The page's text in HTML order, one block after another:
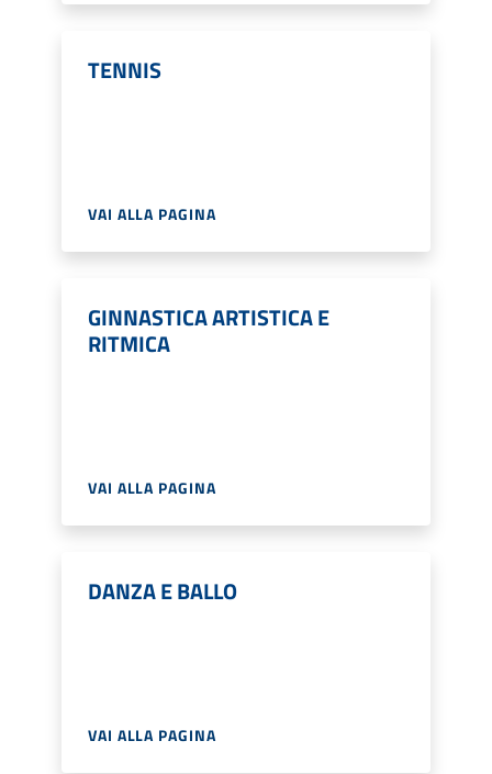
TENNIS
VAI ALLA PAGINA
GINNASTICA ARTISTICA E
RITMICA
VAI ALLA PAGINA
DANZA E BALLO
VAI ALLA PAGINA